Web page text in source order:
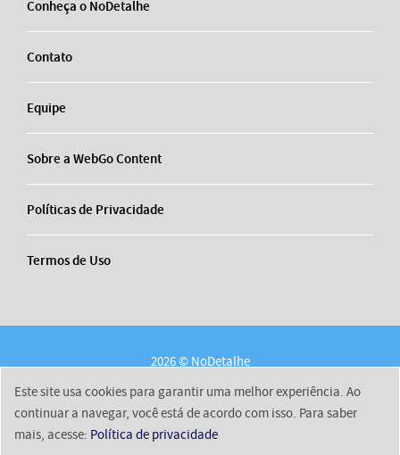
Conheça o NoDetalhe
Contato
Equipe
Sobre a WebGo Content
Políticas de Privacidade
Termos de Uso
2026 © NoDetalhe
Sobre a WebGo Content
Políticas de Privacidade
Termos de Uso
Este site usa cookies para garantir uma melhor experiência. Ao
continuar a navegar, você está de acordo com isso. Para saber
mais, acesse: Política de privacidade